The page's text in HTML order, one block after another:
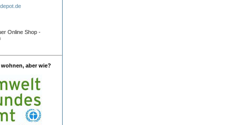
Online Shop -
aber wie?